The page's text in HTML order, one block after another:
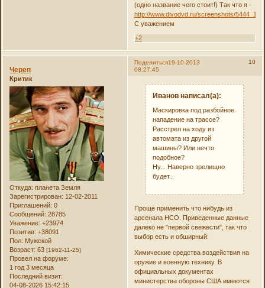
(одно название чего стоит!) Так что я -
http://www.divodvd.ru/screenshots/
С уважением
+2
Поделиться 10
19-10-2013
08:27:45
Череп
Критик
Откуда: планета Земля
Зарегистрирован: 12-02-2011
Приглашений: 0
Сообщений: 28785
Уважение: +23974
Позитив: +38091
Пол: Мужской
Возраст: 63[1962-11-25]
Провел на форуме:
1 год 3 месяца
Последний визит:
04-08-2026 15:42:15
Иванов написал(а):
Маскировка под разбойное
нападение на трассе?
Расстрел на ходу из
автомата из другой
машины? Или нечто
подобное?
Ну... Наверно зрелищно
будет..
Проще применить что нибудь из
арсенала НСО. Приведенные данные
далеко не "первой свежести", так что
выбор есть и обширный:
Химические средства воздействия на
оружие и военную технику. В
официальных документах
министерства обороны США имеются